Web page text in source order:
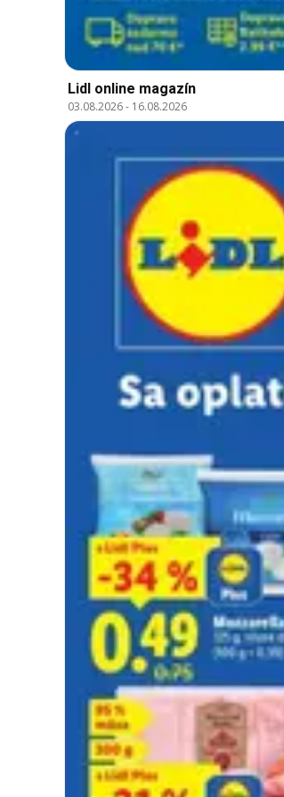
Lidl online magazín
03.08.2026- 16.08.2026